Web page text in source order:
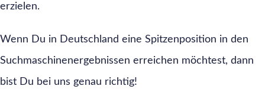
erzielen.
Wenn Du in Deutschland eine Spitzenposition in den
Suchmaschinenergebnissen erreichen möchtest, dann
bist Du bei uns genau richtig!